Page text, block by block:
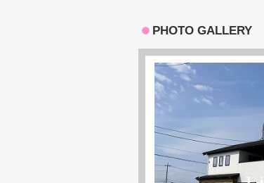
PHOTO GALLERY